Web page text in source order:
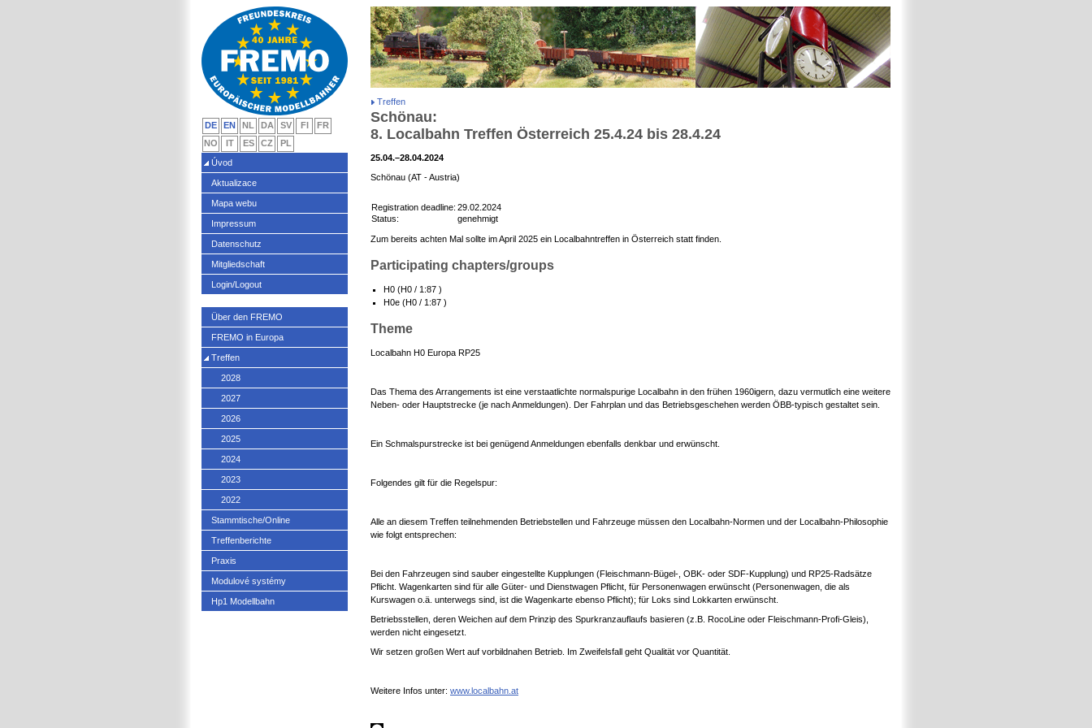
Treffen
Schönau:
8. Localbahn Treffen Österreich 25.4.24 bis 28.4.24
25.04.–28.04.2024
Schönau (AT - Austria)
Registration deadline: 29.02.2024
Status:
genehmigt
Zum bereits achten Mal sollte im April 2025 ein Localbahntreffen in Österreich statt finden.
Participating chapters/groups
H0 (H0 / 1:87 )
H0e (H0 / 1:87 )
Theme
Localbahn H0 Europa RP25
Das Thema des Arrangements ist eine verstaatlichte normalspurige Localbahn in den frühen 1960igern, dazu vermutlich eine weitere
Neben- oder Hauptstrecke (je nach Anmeldungen). Der Fahrplan und das Betriebsgeschehen werden ÖBB-typisch gestaltet sein.
Ein Schmalspurstrecke ist bei genügend Anmeldungen ebenfalls denkbar und erwünscht.
Folgendes gilt für die Regelspur:
Alle an diesem Treffen teilnehmenden Betriebstellen und Fahrzeuge müssen den Localbahn-Normen und der Localbahn-Philosophie
wie folgt entsprechen:
Bei den Fahrzeugen sind sauber eingestellte Kupplungen (Fleischmann-Bügel-, OBK- oder SDF-Kupplung) und RP25-Radsätze
Pflicht. Wagenkarten sind für alle Güter- und Dienstwagen Pflicht, für Personenwagen erwünscht (Personenwagen, die als
Kurswagen o.ä. unterwegs sind, ist die Wagenkarte ebenso Pflicht); für Loks sind Lokkarten erwünscht.
Betriebsstellen, deren Weichen auf dem Prinzip des Spurkranzauflaufs basieren (z.B. RocoLine oder Fleischmann-Profi-Gleis),
werden nicht eingesetzt.
Wir setzen großen Wert auf vorbildnahen Betrieb. Im Zweifelsfall geht Qualität vor Quantität.
Weitere Infos unter: www.localbahn.at
DE EN NL DA SV FI
FR
NO
IT ES CZ
PL
Úvod
Aktualizace
Mapa webu
Impressum
Datenschutz
Mitgliedschaft
Login/Logout
Über den FREMO
FREMO in Europa
Treffen
2028
2027
2026
2025
2024
2023
2022
Stammtische/Online
Treffenberichte
Praxis
Modulové systémy
Hp1 Modellbahn